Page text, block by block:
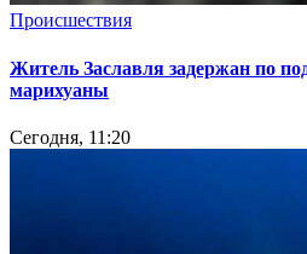
Происшествия
Житель Заславля задержан по
марихуаны
Сегодня, 11:20